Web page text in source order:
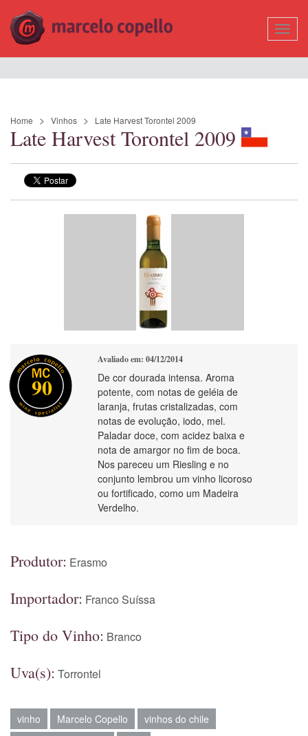
Home Vinhos Late Harvest Torontel 2009
Late Harvest Torontel 2009
90
Avaliado em: 04/12/2014
De cor dourada intensa. Aroma
potente, com notas de geléia de
laranja, frutas cristalizadas, com
notas de evolução, iodo, mel.
Paladar doce, com acidez baixa e
nota de amargor no fim de boca.
Nos pareceu um Riesling e no
conjunto lembrou um vinho licoroso
ou fortificado, como um Madeira
Verdelho.
Produtor: Erasmo
Importador: Franco Suíssa
Tipo do Vinho: Branco
Uva(s): Torrontel
vinho Marcelo Copello
vinhos do chile